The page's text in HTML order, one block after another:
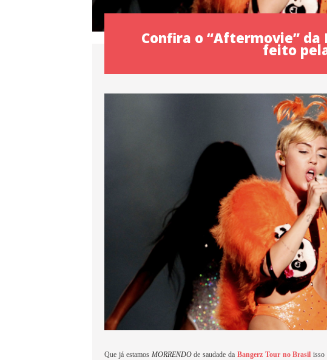
Confira o “Aftermovie” da
feito
Que já estamos MORRENDOde saudade da Bangerz Tour no Brasil isso